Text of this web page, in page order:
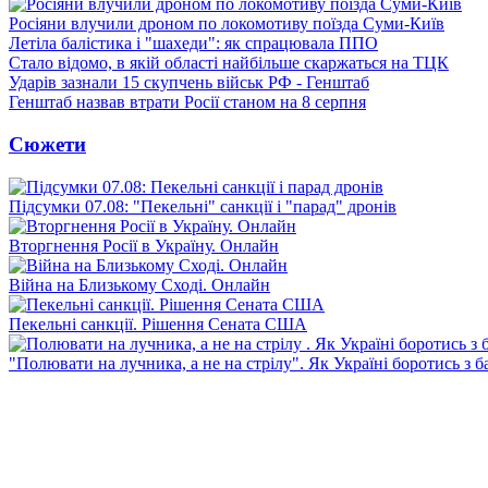
Росіяни влучили дроном по локомотиву поїзда Суми-Київ
Летіла балістика і "шахеди": як спрацювала ППО
Стало відомо, в якій області найбільше скаржаться на ТЦК
Ударів зазнали 15 скупчень військ РФ - Генштаб
Генштаб назвав втрати Росії станом на 8 серпня
Сюжети
Підсумки 07.08: "Пекельні" санкції і "парад" дронів
Вторгнення Росії в Україну. Онлайн
Війна на Близькому Сході. Онлайн
Пекельні санкції. Рішення Сената США
"Полювати на лучника, а не на стрілу". Як Україні боротись з